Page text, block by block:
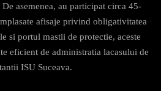
asemenea, au participat circa 45-
afisaje privind obligativitatea
si portul mastii de protectie, aceste
eficient de administratia lacasului de
ISU Suceava.